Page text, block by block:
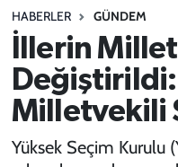
HABERLER GÜNDEM
İllerin
Değiştirildi:
Milletvekili
Yüksek Seçim Kurulu